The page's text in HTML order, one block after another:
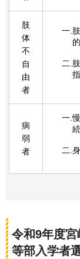
肢
体
不
自
由
者
一.
二.
病
弱
者
一.
二.
令和9年度
等部入学者